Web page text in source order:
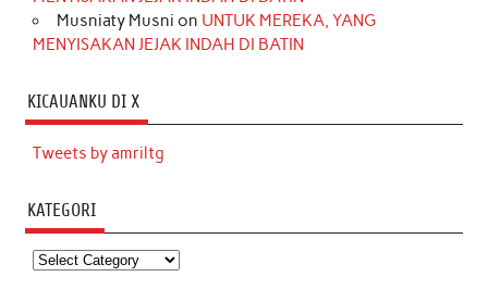
Musniaty Musni on UNTUK MEREKA, YANG
MENYISAKAN JEJAK INDAH DI BATIN
KICAUANKU DI X
Tweets by amriltg
KATEGORI
Kategori